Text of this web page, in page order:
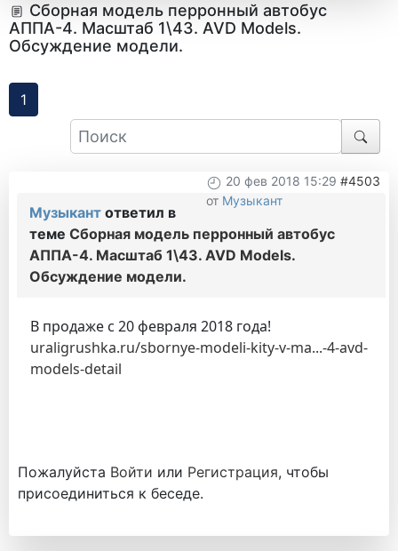
Сборная модель перронный автобус
АППА-4. Масштаб 1\43. AVD Models.
Обсуждение модели.
1
20 фев 2018 15:29 #4503
от Музыкант
Музыкант ответил в
теме Сборная модель перронный автобус
АППА-4. Масштаб 1\43. AVD Models.
Обсуждение модели.
В продаже с 20 февраля 2018 года!
uraligrushka.ru/sbornye-modeli-kity-v-ma...-4-avd-
models-detail
Пожалуйста Войти или Регистрация, чтобы
присоединиться к беседе.